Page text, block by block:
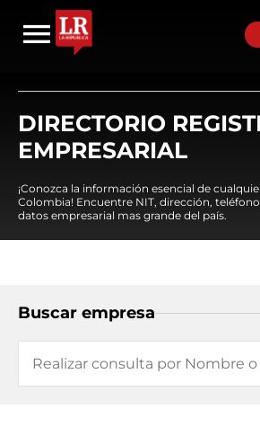
DIRECTORIO
EMPRESARIAL
¡Conozca la información esencial de
Colombia! Encuentre NIT, dirección,
datos empresarial mas grande del país.
Buscar empresa